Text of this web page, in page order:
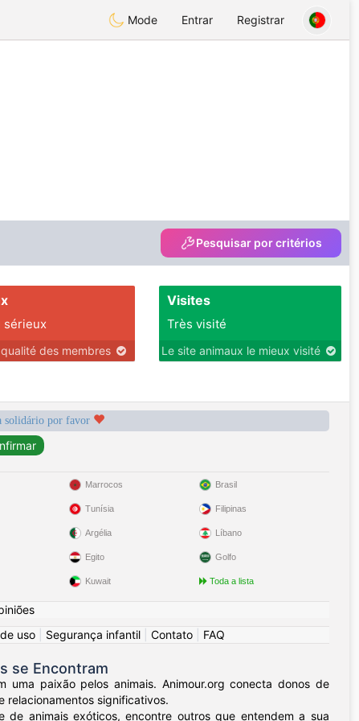
Mode Entrar Registrar
Pesquisar por critérios
sérieux
des membres
Visites
Très visité
Le site animaux le mieux visité
solidário por favor
Marrocos
Tunísia
Argélia
Egito
Kuwait
Brasil
Filipinas
Líbano
Golfo
Toda a lista
uso Segurança infantil Contato FAQ
se Encontram
paixão pelos animais. Animour.org conecta donos de
relacionamentos significativos.
animais exóticos, encontre outros que entendem a sua